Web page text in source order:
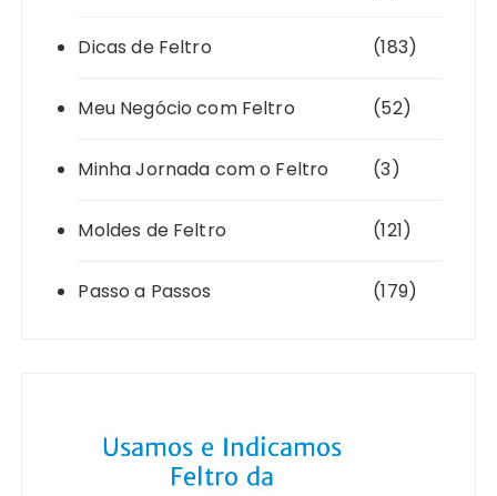
Dicas de Feltro (183)
Meu Negócio com Feltro (52)
Minha Jornada com o Feltro (3)
Moldes de Feltro (121)
Passo a Passos (179)